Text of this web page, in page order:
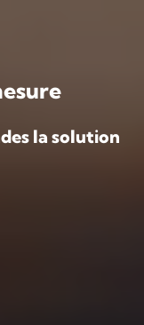
la solution